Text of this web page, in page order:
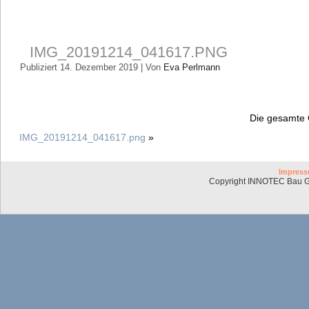
IMG_20191214_041617.PNG
Publiziert 14. Dezember 2019 Von Eva Perlmann
Die
IMG_20191214_041617.png »
Copyright INNOTEC Bau